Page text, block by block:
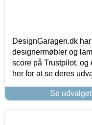
DesignGaragen.dk
designermøbler og
score på Trustpilot,
her for at se deres
Se